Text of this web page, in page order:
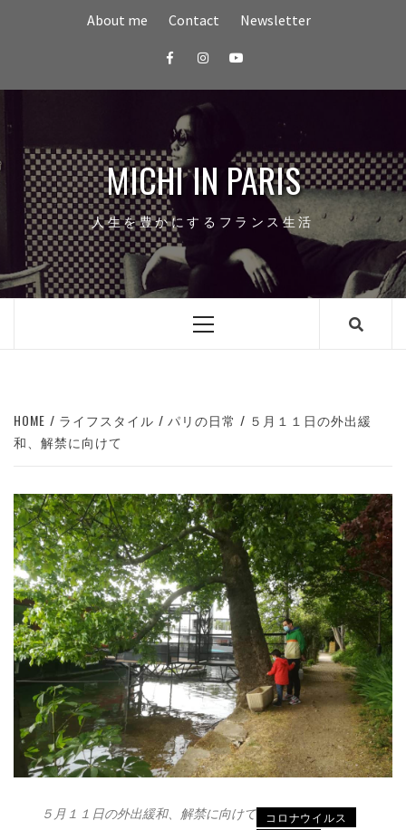
About me Contact Newsletter
FacebookInstagramyoutube
MICHI IN PARIS
人生を豊かにするフランス生活
Primary
HOME ライフスタイル パリの日常
５月１１日の外出緩
和、解禁に向けて
５月１１日の外出緩和、解禁に向けて
コロナウイルス